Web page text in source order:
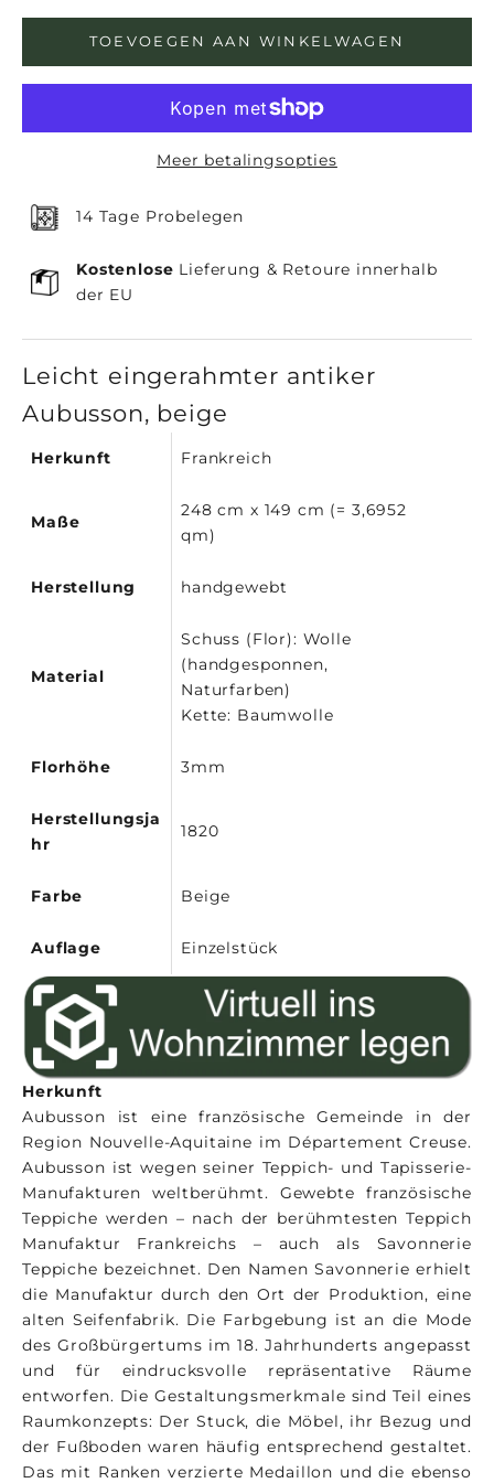
TOEVOEGEN AAN WINKELWAGEN
Meer betalingsopties
14 Tage Probelegen
Kostenlose Lieferung & Retoure innerhalb
der EU
Leicht eingerahmter antiker
Aubusson, beige
Herkunft Frankreich
Maße
248 cm x 149 cm (= 3,6952
qm)
Herstellung handgewebt
Material
Schuss (Flor): Wolle
(handgesponnen,
Naturfarben)
Kette: Baumwolle
Florhöhe 3mm
Herstellungsja
hr
1820
Farbe Beige
Auflage Einzelstück
Herkunft
Aubusson ist eine französische Gemeinde in der
Region Nouvelle-Aquitaine im Département Creuse.
Aubusson ist wegen seiner Teppich- und Tapisserie-
Manufakturen weltberühmt. Gewebte französische
Teppiche werden – nach der berühmtesten Teppich
Manufaktur Frankreichs – auch als Savonnerie
Teppiche bezeichnet. Den Namen Savonnerie erhielt
die Manufaktur durch den Ort der Produktion, eine
alten Seifenfabrik. Die Farbgebung ist an die Mode
des Großbürgertums im 18. Jahrhunderts angepasst
und für eindrucksvolle repräsentative Räume
entworfen. Die Gestaltungsmerkmale sind Teil eines
Raumkonzepts: Der Stuck, die Möbel, ihr Bezug und
der Fußboden waren häufig entsprechend gestaltet.
Das mit Ranken verzierte Medaillon und die ebenso